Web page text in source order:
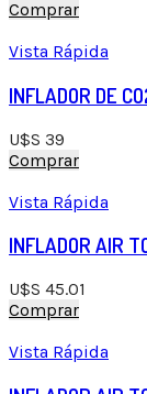
Comprar
Vista Rápida
INFLADOR DE
U$S 39
Comprar
Vista Rápida
INFLADOR AIR
U$S 45.01
Comprar
Vista Rápida